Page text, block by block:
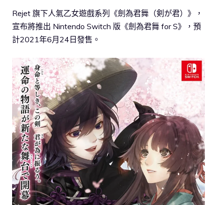
Rejet 旗下人氣乙女遊戲系列《劍為君舞（剣が君）》，
宣布將推出 Nintendo Switch 版《劍為君舞 for S》，預
計2021年6月24日發售。